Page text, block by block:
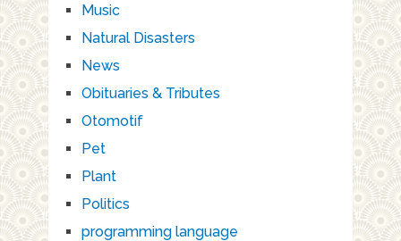
Music
Natural Disasters
News
Obituaries & Tributes
Otomotif
Pet
Plant
Politics
programming language